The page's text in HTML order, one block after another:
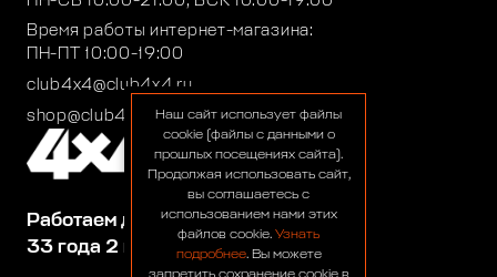
Работаем для вас:
33 года 2 месяца 23 дня
Время работы интернет-магазина:
ПН-ПТ 10:00-19:00
club4x4@club4x4.ru
shop@club4x4.ruНаш сайт использует файлы
cookie (файлы с данными о
прошлых посещениях сайта).
Продолжая использовать сайт,
вы соглашаетесь с
использованием нами этих
файлов cookie. Узнать
подробнее. Вы можете